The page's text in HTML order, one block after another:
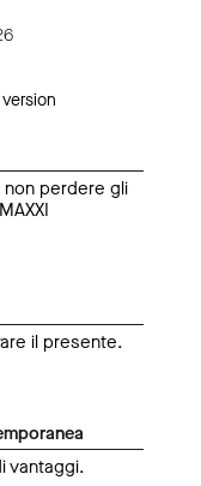
perdere gli
il presente.
vantaggi.